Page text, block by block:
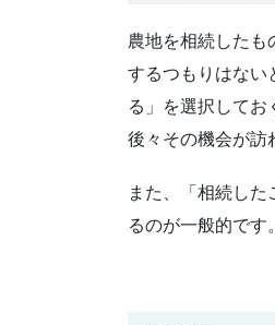
農地を相続したも
するつもりはない
る」を選択してお
後々その機会が訪
また、「相続し
るのが一般的です。